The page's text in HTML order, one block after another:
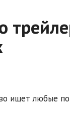
ищет любые